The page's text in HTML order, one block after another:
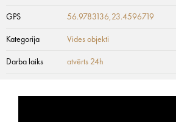
GPS 56.9783136,23.4596719
Kategorija Vides objekti
Darba laiks atvērts 24h